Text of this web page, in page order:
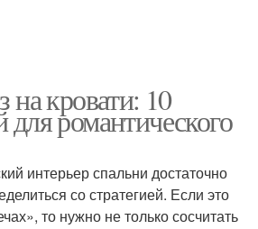
на кровати: 10
романтического
интерьер спальни достаточно
со стратегией. Если это
то нужно не только сосчитать